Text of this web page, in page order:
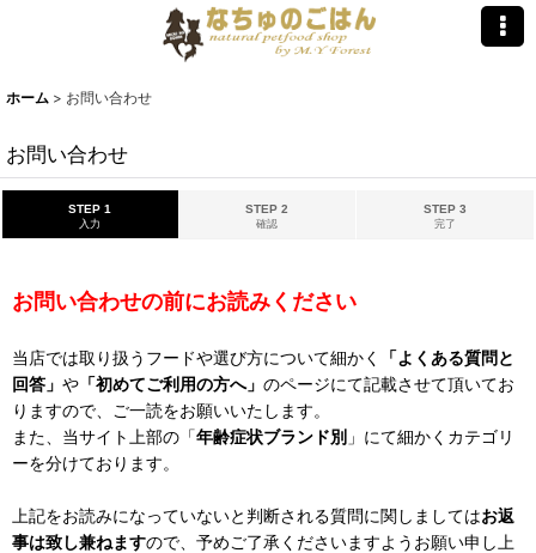
ホーム > お問い合わせ
お問い合わせ
STEP 1
入力
STEP 2
確認
STEP 3
完了
お問い合わせの前にお読みください
当店では取り扱うフードや選び方について細かく
「よくある質問と
回答」 や 「初めてご利用の方へ」 のページにて記載させて頂いてお
りますので、ご一読をお願いいたします。
また、当サイト上部の「年齢症状ブランド別 」にて細かくカテゴリ
ーを分けております。
上記をお読みになっていないと判断される質問に関しましてはお返
事は致し兼ねますので、予めご了承くださいますようお願い申し上